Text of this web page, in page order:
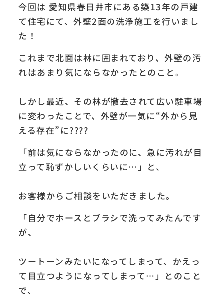
今回は 愛知県春日井市にある築13年の戸建
て住宅にて、外壁2面の洗浄施工を行いまし
た！
これまで北面は林に囲まれており、外壁の汚
れはあまり気にならなかったとのこと。
しかし最近、その林が撤去されて広い駐車場
に変わったことで、外壁が一気に“外から見
える存在”に????
「前は気にならなかったのに、急に汚れが目
立って恥ずかしいくらいに…」と、
お客様からご相談をいただきました。
「自分でホースとブラシで洗ってみたんです
が、
ツートーンみたいになってしまって、かえっ
て目立つようになってしまって…」とのこと
で、